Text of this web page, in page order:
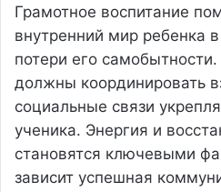
Грамотное воспитание
внутренний мир ребенка
потери его
должны координировать
социальные связи
ученика. Энергия и
становятся ключевыми
зависит успешная